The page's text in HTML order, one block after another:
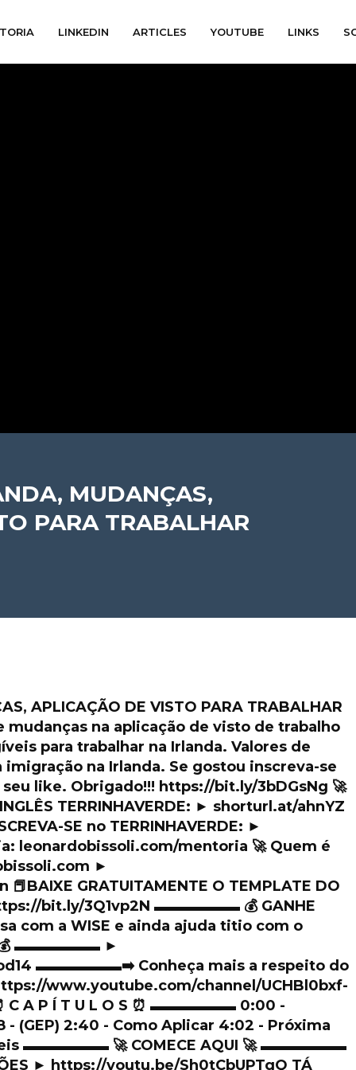
LINKEDIN ARTICLES YOUTUBE LINKS
MUDANÇAS,
PARA TRABALHAR
APLICAÇÃO DE VISTO PARA TRABALHAR
mudanças na aplicação de visto de trabalho
para trabalhar na Irlanda. Valores de
na Irlanda. Se gostou inscreva-se
like. Obrigado!!! https://bit.ly/3bDGsNg 🚀
TERRINHAVERDE: ► shorturl.at/ahnYZ
SE no TERRINHAVERDE: ►
leonardobissoli.com/mentoria 🚀 Quem é
►
GRATUITAMENTE O TEMPLATE DO
bit.ly/3Q1vp2N ▬▬▬▬▬▬ 💰 GANHE
com a WISE e ainda ajuda titio com o
💰 ▬▬▬▬▬▬ ►
▬▬▬▬▬▬➡️ Conheça mais a respeito do
www.youtube.com/channel/UCHBl0bxf-
A P Í T U L O S ⏰ ▬▬▬▬▬▬ 0:00 -
(GEP) 2:40 - Como Aplicar 4:02 - Próxima
▬▬▬▬▬▬ 🚀 COMECE AQUI 🚀 ▬▬▬▬▬▬
► https://youtu.be/Sh0tCbUPTgQ TÁ